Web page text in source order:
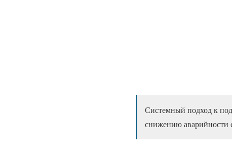
Системный подход к
снижению аварийности